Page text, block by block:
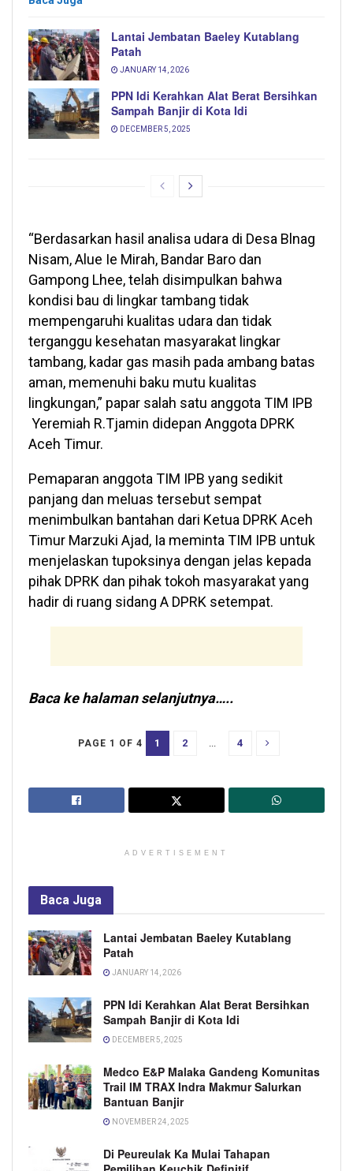
Lantai Jembatan Baeley Kutablang
Patah
JANUARY 14, 2026
PPN Idi Kerahkan Alat Berat Bersihkan
Sampah Banjir di Kota Idi
DECEMBER 5, 2025
“Berdasarkan hasil analisa udara di Desa Blnag
Nisam, Alue Ie Mirah, Bandar Baro dan
Gampong Lhee, telah disimpulkan bahwa
kondisi bau di lingkar tambang tidak
mempengaruhi kualitas udara dan tidak
terganggu kesehatan masyarakat lingkar
tambang, kadar gas masih pada ambang batas
aman, memenuhi baku mutu kualitas
lingkungan,” papar salah satu anggota TIM IPB
Yeremiah R.Tjamin didepan Anggota DPRK
Aceh Timur.
Pemaparan anggota TIM IPB yang sedikit
panjang dan meluas tersebut sempat
menimbulkan bantahan dari Ketua DPRK Aceh
Timur Marzuki Ajad, Ia meminta TIM IPB untuk
menjelaskan tupoksinya dengan jelas kepada
pihak DPRK dan pihak tokoh masyarakat yang
hadir di ruang sidang A DPRK setempat.
Baca ke halaman selanjutnya…..
PAGE 1 OF 4 1 2 4
ADVERTISEMENT
Baca Juga
Lantai Jembatan Baeley Kutablang
Patah
JANUARY 14, 2026
PPN Idi Kerahkan Alat Berat Bersihkan
Sampah Banjir di Kota Idi
DECEMBER 5, 2025
Medco E&P Malaka Gandeng Komunitas
Trail IM TRAX Indra Makmur Salurkan
Bantuan Banjir
NOVEMBER 24, 2025
Di Peureulak Ka Mulai Tahapan